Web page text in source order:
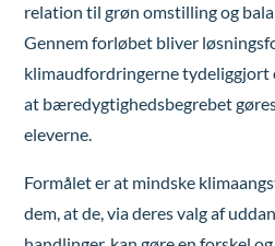
relation til grøn omstilling og
Gennem forløbet bliver
klimaudfordringerne tydeliggjort
at bæredygtighedsbegrebet
eleverne.
Formålet er at mindske
dem, at de, via deres valg af